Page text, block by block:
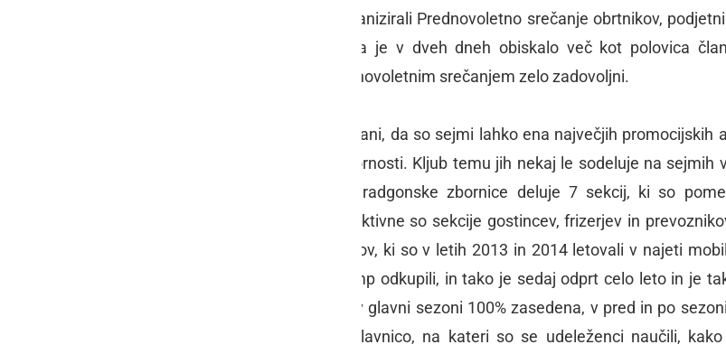
in NO OOZ Gornja Radgona, so organizirali Prednovoletno srečanje obrtnikov,
obrtnikov »Dan odprtih vrat«, ki ga je v dveh dneh obiskalo več kot polovica
obrtnikov, ki so bili s tovrstnim prednovoletnim srečanjem zelo zadovoljni.
Na OOZ Gornja Radgona so prepričani, da so sejmi lahko ena največjih promocijskih
pa žal člani posvetijo premalo pozornosti. Kljub temu jih nekaj le sodeluje na sejmih
Gornji Radgoni in Celju. V okviru radgonske zbornice deluje 7 sekcij, ki so
celovitem delovanju OOZ. Najbolj aktivne so sekcije gostincev, frizerjev in
zanimanja in pozitivnih mnenj članov, ki so v letih 2013 in 2014 letovali v najeti
Adria v Ankaranu, so omenjeni kamp odkupili, in tako je sedaj odprt celo leto in je
vse leto. Mobilna hiška je lani bila v glavni sezoni 100% zasedena, v pred in po
Gornja Radgona so lani izvedli delavnico, na kateri so se udeleženci naučili,